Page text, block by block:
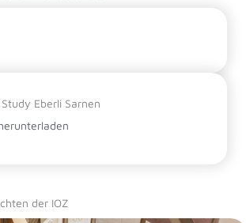
Eberli Sarnen
der IOZ